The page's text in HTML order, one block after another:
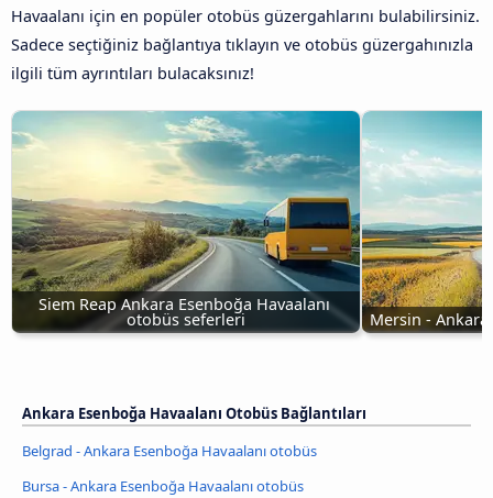
Havaalanı için en popüler otobüs güzergahlarını bulabilirsiniz.
Sadece seçtiğiniz bağlantıya tıklayın ve otobüs güzergahınızla
ilgili tüm ayrıntıları bulacaksınız!
Siem Reap Ankara Esenboğa Havaalanı
otobüs seferleri Mersin - Ankara
Ankara Esenboğa Havaalanı Otobüs Bağlantıları
Belgrad - Ankara Esenboğa Havaalanı otobüs
Bursa - Ankara Esenboğa Havaalanı otobüs